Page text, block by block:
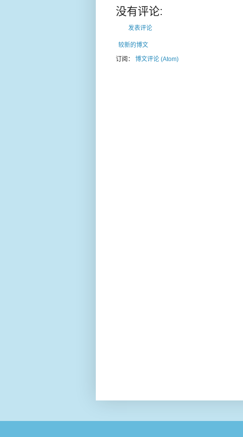
没有评论:
发表评论
较新的博文
订阅： 博文评论 (Atom)